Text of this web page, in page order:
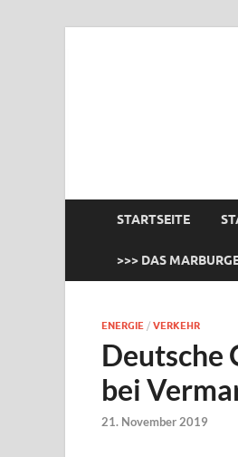
STARTSEITE
>>> DAS
ENERGIE / VERKEHR
Deutsche
bei
21. November 2019